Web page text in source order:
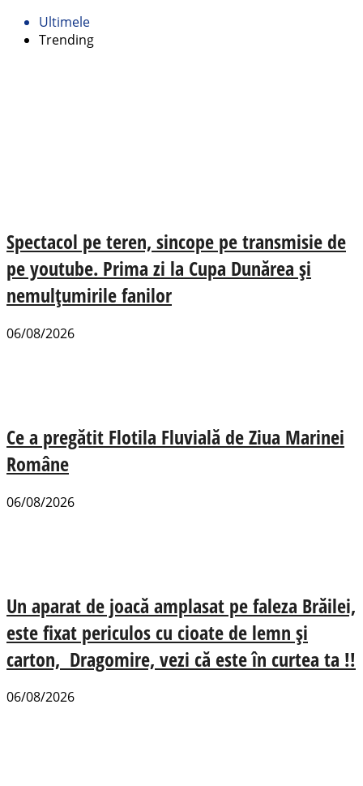
Ultimele
Trending
Spectacol pe teren, sincope pe transmisie de
pe youtube. Prima zi la Cupa Dunărea și
nemulțumirile fanilor
06/08/2026
Ce a pregătit Flotila Fluvială de Ziua Marinei
Române
06/08/2026
Un aparat de joacă amplasat pe faleza Brăilei,
este fixat periculos cu cioate de lemn și
carton, Dragomire, vezi că este în curtea ta !!
06/08/2026